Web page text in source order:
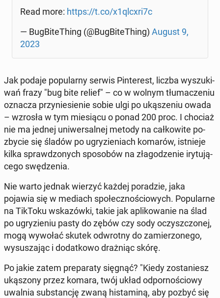
Read more: https://t.co/x1qlcxri7c
— Bug­Bi­te­Thing (@Bug­Bi­te­Thing) August 9,
2023
Jak podaje po­pu­lar­ny serwis Pin­te­rest, liczba wy­szu­ki­
wań frazy "bug bite relief" – co w wolnym tłu­ma­cze­niu
oznacza przy­nie­sie­nie sobie ulgi po uką­sze­niu owada
– wzrosła w tym mie­sią­cu o ponad 200 proc. I chociaż
nie ma jednej uni­wer­sal­nej metody na cał­ko­wi­te po­
zby­cie się śladów po ugry­zie­niach komarów, ist­nie­je
kilka spraw­dzo­nych spo­so­bów na zła­go­dze­nie iry­tu­ją­
ce­go swę­dze­nia.
Nie warto jednak wierzyć każdej po­ra­dzie, jaka
pojawia się w mediach spo­łecz­no­ścio­wych. Po­pu­lar­ne
na TikToku wska­zów­ki, takie jak apli­ko­wa­nie na ślad
po ugry­zie­niu pasty do zębów czy sody oczysz­czo­nej,
mogą wywołać skutek od­wrot­ny do za­mie­rzo­ne­go,
wy­su­sza­jąc i do­dat­ko­wo draż­niąc skórę.
Po jakie zatem pre­pa­ra­ty sięgnąć? "Kiedy zo­sta­niesz
uką­szo­ny przez komara, twój układ od­por­no­ścio­wy
uwalnia sub­stan­cję zwaną hi­sta­mi­ną, aby pozbyć się